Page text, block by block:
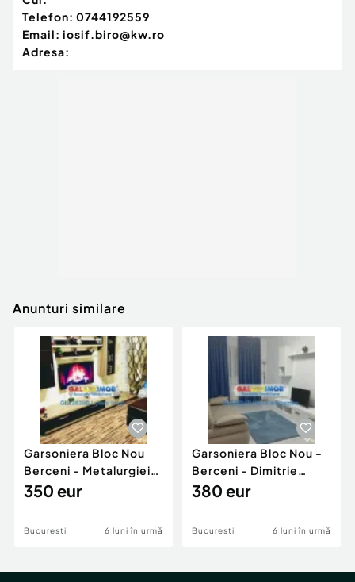
Telefon: 0744192559
Email: iosif.biro@kw.ro
Adresa:
Anunturi similare
Garsoniera Bloc Nou
Berceni - Metalurgiei
Park - Postalionul
350 eur
Bucuresti 6 luni în urmă
Garsoniera Bloc Nou -
Berceni - Dimitrie
Leonida
380 eur
Bucuresti 6 luni în urmă